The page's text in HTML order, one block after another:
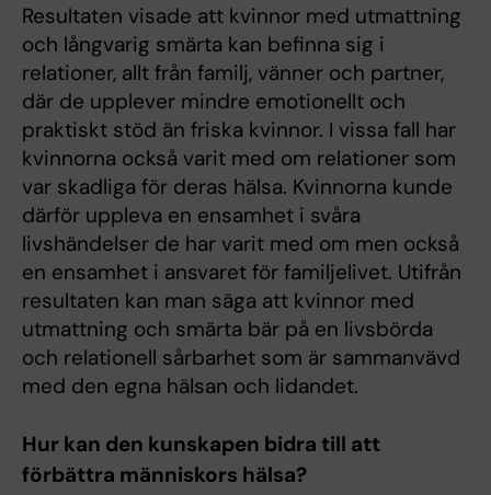
Resultaten visade att kvinnor med utmattning
och långvarig smärta kan befinna sig i
relationer, allt från familj, vänner och partner,
där de upplever mindre emotionellt och
praktiskt stöd än friska kvinnor. I vissa fall har
kvinnorna också varit med om relationer som
var skadliga för deras hälsa. Kvinnorna kunde
därför uppleva en ensamhet i svåra
livshändelser de har varit med om men också
en ensamhet i ansvaret för familjelivet. Utifrån
resultaten kan man säga att kvinnor med
utmattning och smärta bär på en livsbörda
och relationell sårbarhet som är sammanvävd
med den egna hälsan och lidandet.
Hur kan den kunskapen bidra till att
förbättra människors hälsa?